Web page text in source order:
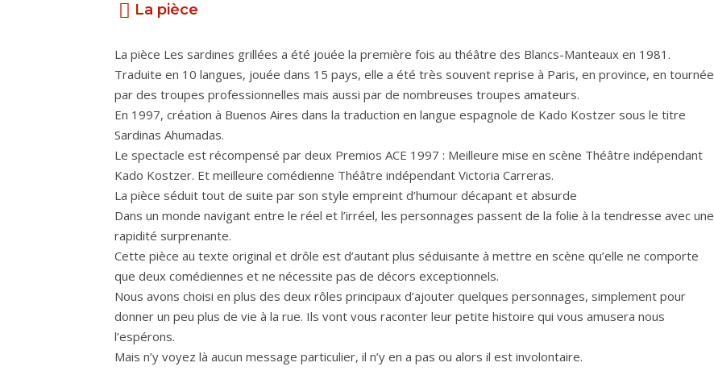
La pièce
La pièce Les sardines grillées a été jouée la première fois au théâtre des Blancs-Manteaux en 1981.
Traduite en 10 langues, jouée dans 15 pays, elle a été très souvent reprise à Paris, en province, en tournée
par des troupes professionnelles mais aussi par de nombreuses troupes amateurs.
En 1997, création à Buenos Aires dans la traduction en langue espagnole de Kado Kostzer sous le titre
Sardinas Ahumadas.
Le spectacle est récompensé par deux Premios ACE 1997 : Meilleure mise en scène Théâtre indépendant
Kado Kostzer. Et meilleure comédienne Théâtre indépendant Victoria Carreras.
La pièce séduit tout de suite par son style empreint d’humour décapant et absurde
Dans un monde navigant entre le réel et l’irréel, les personnages passent de la folie à la tendresse avec une
rapidité surprenante.
Cette pièce au texte original et drôle est d’autant plus séduisante à mettre en scène qu’elle ne comporte
que deux comédiennes et ne nécessite pas de décors exceptionnels.
Nous avons choisi en plus des deux rôles principaux d’ajouter quelques personnages, simplement pour
donner un peu plus de vie à la rue. Ils vont vous raconter leur petite histoire qui vous amusera nous
l’espérons.
Mais n’y voyez là aucun message particulier, il n’y en a pas ou alors il est involontaire.